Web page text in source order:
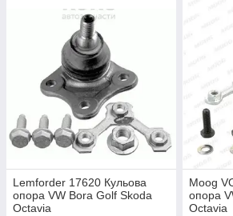
Lemforder 17620 Кульова
опора VW Bora Golf Skoda
Octavia
Moog
опора
Octavia